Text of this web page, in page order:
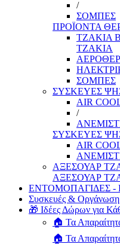
/
ΣΟΜΠΕΣ
ΠΡΟΪΟΝΤΑ
ΤΖΑΚΙΑ
ΤΖΑΚΙΑ
ΣΟΜΠΕΣ
ΣΥΣΚΕΥΕΣ
AIR
/
ΣΥΣΚΕΥΕΣ
AIR
ΑΞΕΣΟΥΑΡ
ΑΞΕΣΟΥΑΡ
ΕΝΤΟΜΟΠΑΓΙΔΕΣ
Συσκευές & Οργάνωση
🎁 Ιδέες Δώρων για
🏠 Τα
🏠 Τα